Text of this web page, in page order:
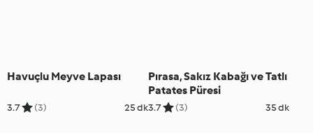
Havuçlu Meyve Lapası
3.7 (3) 25 dk
Pırasa, Sakız Kabağı ve Tatlı
Patates Püresi
3.7 (3) 35 dk